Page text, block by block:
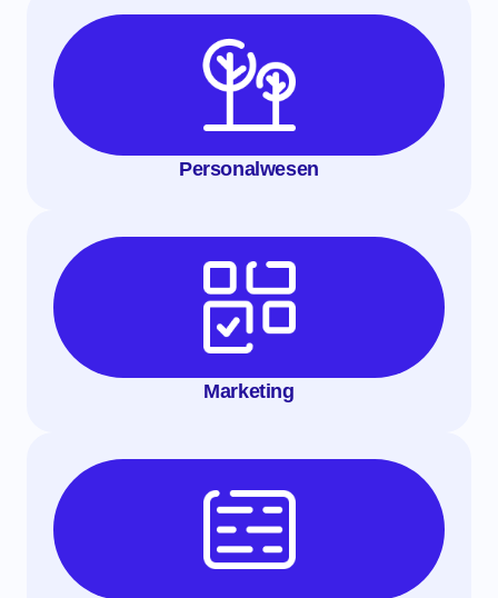
Personalwesen
Marketing